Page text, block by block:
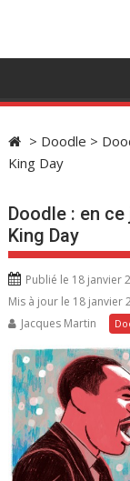
> Doodle >
King Day
Doodle : en
King Day
Publié le 18 janvier
Mis à jour le 18 janvier
Jacques Martin